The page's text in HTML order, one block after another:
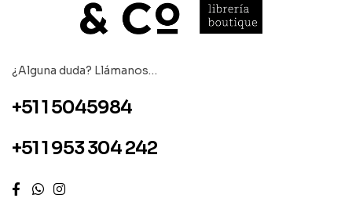
¿Alguna duda? Llámanos…
+51 1 5045984
+51 1 953 304 242